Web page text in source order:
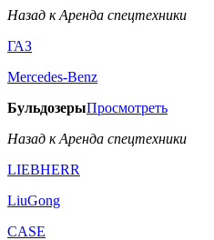
Назад к Аренда спецтехники
ГАЗ
Mercedes-Benz
БульдозерыПросмотреть
Назад к Аренда спецтехники
LIEBHERR
LiuGong
CASE